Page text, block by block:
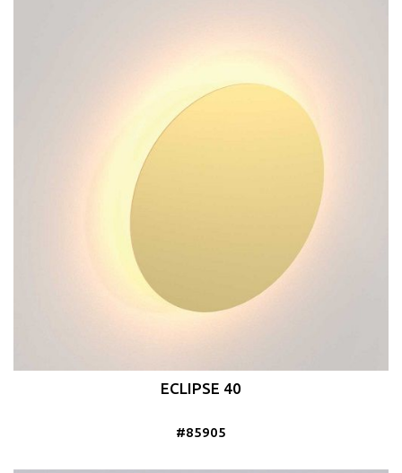
ECLIPSE 40
#85905